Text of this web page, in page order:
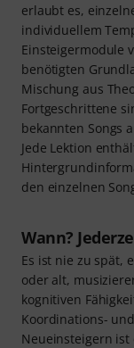
erlaubt es,
individuellem
Einsteigermodule
benötigten
Mischung aus
Fortgeschrittene
bekannten Songs
Jede Lektion
den einzelnen
Wann?
Es ist nie zu spät,
oder alt,
kognitiven
Koordinations-
Neueinsteigern